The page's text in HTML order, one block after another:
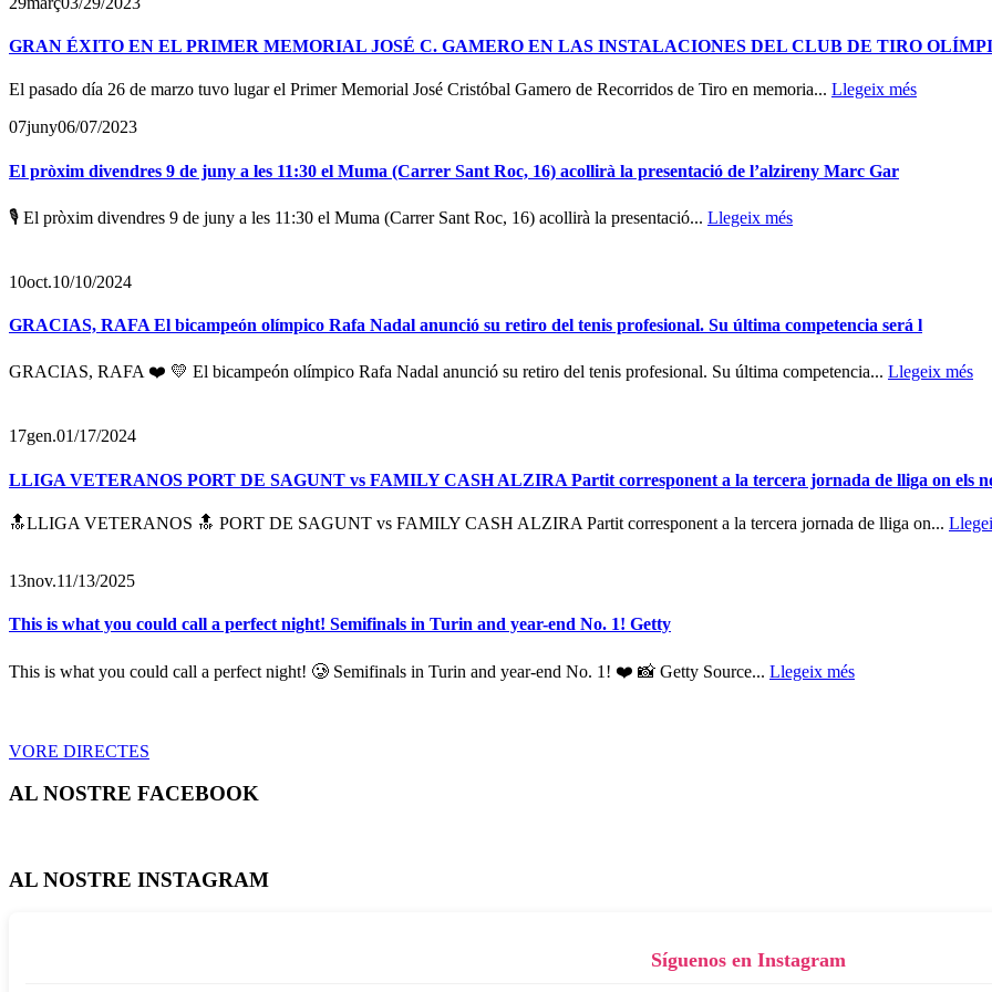
GRAN ÉXITO EN EL PRIMER MEMORIAL JOSÉ C. GAMERO EN LAS INSTALACIONES DEL CLUB DE TIRO
El pasado día 26 de marzo tuvo lugar el Primer Memorial José Cristóbal Gamero de Recorridos de Tiro en memoria... Llegeix més
07juny06/07/2023
El pròxim divendres 9 de juny a les 11:30 el Muma (Carrer Sant Roc, 16) acollirà la presentació de l’alzireny Marc Gar
🎙️ El pròxim divendres 9 de juny a les 11:30 el Muma (Carrer Sant Roc, 16) acollirà la presentació... Llegeix més
10oct.10/10/2024
GRACIAS, RAFA El bicampeón olímpico Rafa Nadal anunció su retiro del tenis profesional. Su última competencia será l
GRACIAS, RAFA ❤️ 💛 El bicampeón olímpico Rafa Nadal anunció su retiro del tenis profesional. Su última competencia... Llegeix més
17gen.01/17/2024
LLIGA VETERANOS PORT DE SAGUNT vs FAMILY CASH ALZIRA Partit corresponent a la tercera jornada de lliga on els
🔝LLIGA VETERANOS 🔝 PORT DE SAGUNT vs FAMILY CASH ALZIRA Partit corresponent a la tercera jornada de lliga on...
13nov.11/13/2025
This is what you could call a perfect night! Semifinals in Turin and year-end No. 1! Getty
This is what you could call a perfect night! 🥲 Semifinals in Turin and year-end No. 1! ❤️ 📸 Getty Source... Llegeix més
VORE DIRECTES
AL NOSTRE FACEBOOK
AL NOSTRE INSTAGRAM
Síguenos en Instagram